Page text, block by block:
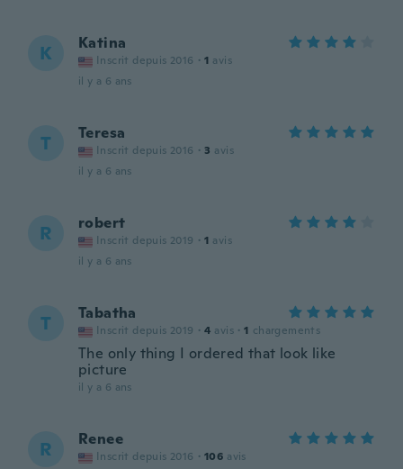
K Katina
Inscrit depuis 2016 · 1 avis
il y a 6 ans
T Teresa
Inscrit depuis 2016 · 3 avis
il y a 6 ans
R robert
Inscrit depuis 2019 · 1 avis
il y a 6 ans
T Tabatha
Inscrit depuis 2019 · 4 avis · 1 chargements
The only thing I ordered that look like
picture
il y a 6 ans
R Renee
Inscrit depuis 2016 · 106 avis